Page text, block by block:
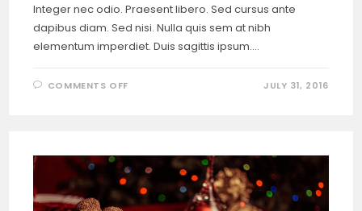
Integer nec odio. Praesent libero. Sed cursus ante
dapibus diam. Sed nisi. Nulla quis sem at nibh
elementum imperdiet. Duis sagittis ipsum.…
COMMENTS OFF JULY 31, 2016